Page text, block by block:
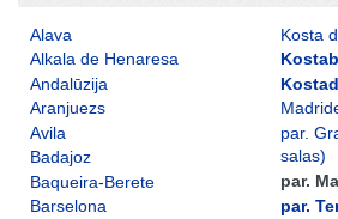
Alava
Alkala de Henaresa
Andalūzija
Aranjuezs
Avila
Badajoz
Baqueira-Berete
Barselona
Kosta
par.
salas)
par.
par.